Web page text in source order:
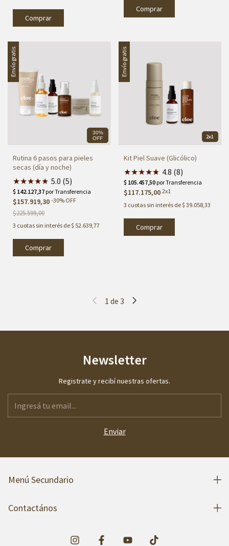
Envío gratis
30%
OFF
Rutina 6 pasos para pieles
secas (día y noche)
★★★★★ 5.0 (5)
$157.919,30 -30% OFF
$225.599,00
3 cuotas sin interés de$ 52.639,77
Envío gratis
2x1
Kit Piel Suave (Glicólico)
★★★★★
★ 4.8 (8)
$117.175,00 2x1
3 cuotas sin interés de$ 39.058,33
1 de 3
Newsletter
Registrate y recibí nuestras ofertas.
Menú Secundario
Contactános